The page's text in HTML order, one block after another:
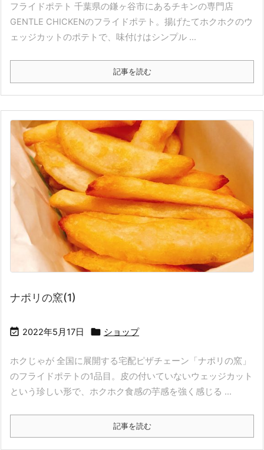
フライドポテト 千葉県の鎌ヶ谷市にあるチキンの専門店
GENTLE CHICKENのフライドポテト。揚げたてホクホクのウ
ェッジカットのポテトで、味付けはシンプル ...
記事を読む
ナポリの窯(1)
 2022年5月17日  ショップ
ホクじゃが 全国に展開する宅配ピザチェーン「ナポリの窯」
のフライドポテトの1品目。皮の付いていないウェッジカット
という珍しい形で、ホクホク食感の芋感を強く感じる ...
記事を読む